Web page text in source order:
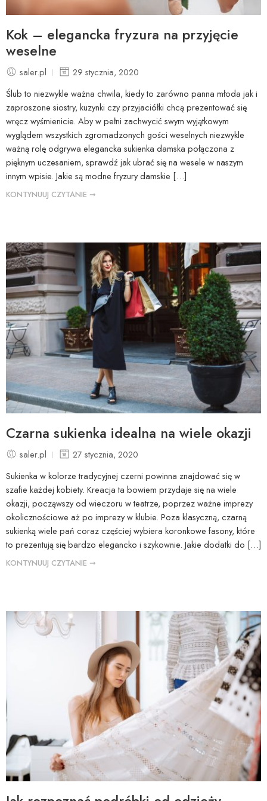
Kok – elegancka fryzura na przyjęcie
weselne
saler.pl
29 stycznia, 2020
Ślub to niezwykle ważna chwila, kiedy to zarówno panna młoda jak i
zaproszone siostry, kuzynki czy przyjaciółki chcą prezentować się
wręcz wyśmienicie. Aby w pełni zachwycić swym wyjątkowym
wyglądem wszystkich zgromadzonych gości weselnych niezwykle
ważną rolę odgrywa elegancka sukienka damska połączona z
pięknym uczesaniem, sprawdź jak ubrać się na wesele w naszym
innym wpisie. Jakie są modne fryzury damskie […]
KONTYNUUJ CZYTANIE ➞
Czarna sukienka idealna na wiele okazji
saler.pl
27 stycznia, 2020
Sukienka w kolorze tradycyjnej czerni powinna znajdować się w
szafie każdej kobiety. Kreacja ta bowiem przydaje się na wiele
okazji, począwszy od wieczoru w teatrze, poprzez ważne imprezy
okolicznościowe aż po imprezy w klubie. Poza klasyczną, czarną
sukienką wiele pań coraz częściej wybiera koronkowe fasony, które
to prezentują się bardzo elegancko i szykownie. Jakie dodatki do […]
KONTYNUUJ CZYTANIE ➞